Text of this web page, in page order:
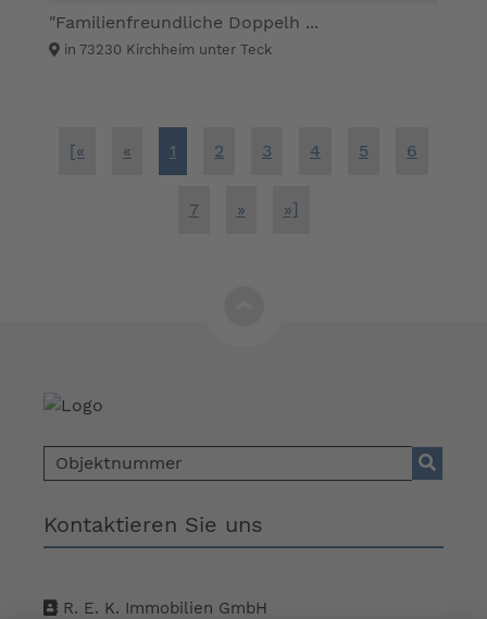
"Familienfreundliche Doppelh ...
in 73230 Kirchheim unter Teck
[« « 1 2 3 4 5 6
7 » »]
Kontaktieren Sie uns
R. E. K. Immobilien GmbH